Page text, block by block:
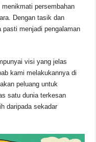
persembahan
Dengan tasik dan
pasti menjadi pengalaman
visi yang jelas
kami melakukannya di
peluang untuk
satu dunia terkesan
daripada sekadar